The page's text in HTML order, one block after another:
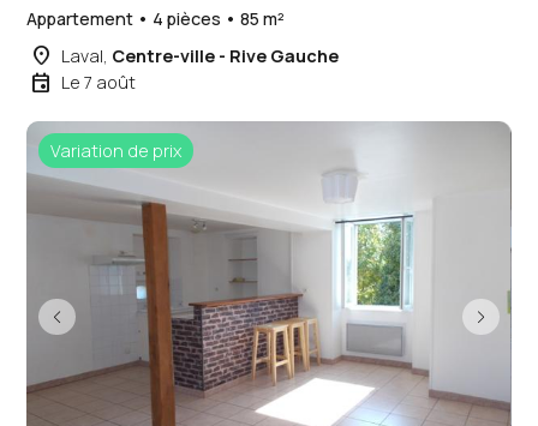
Appartement • 4 pièces • 85 m²
place Laval, Centre-ville - Rive Gauche
event Le 7 août
Variation de prix